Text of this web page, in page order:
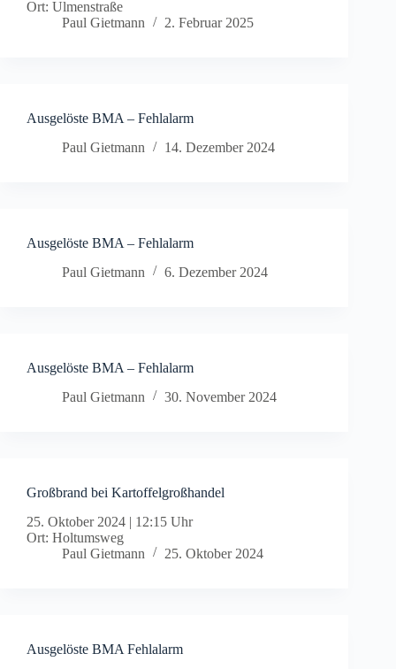
Ort: Ulmenstraße
Paul Gietmann
2. Februar 2025
Ausgelöste BMA – Fehlalarm
Paul Gietmann
14. Dezember 2024
Ausgelöste BMA – Fehlalarm
Paul Gietmann
6. Dezember 2024
Ausgelöste BMA – Fehlalarm
Paul Gietmann
30. November 2024
Großbrand bei Kartoffelgroßhandel
25. Oktober 2024 | 12:15 Uhr
Ort: Holtumsweg
Paul Gietmann
25. Oktober 2024
Ausgelöste BMA Fehlalarm